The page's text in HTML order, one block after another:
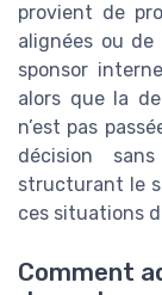
provient de
alignées ou
sponsor
alors que la
n’est pas
décision
structurant le
ces situations
Comment